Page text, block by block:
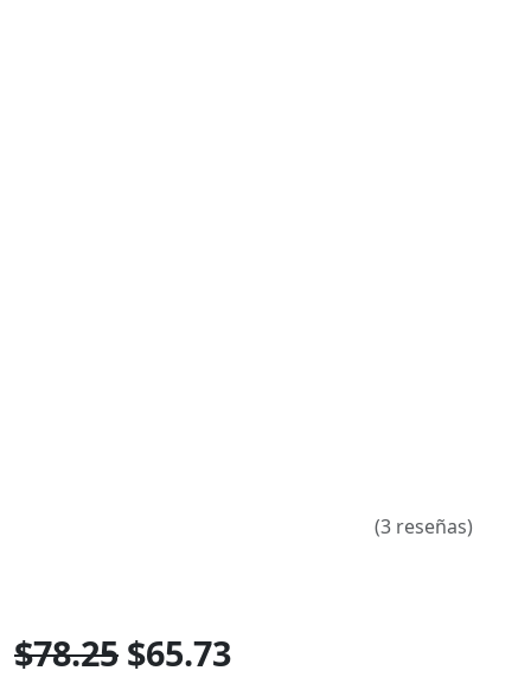
(3 reseñas)
$78.25 $65.73